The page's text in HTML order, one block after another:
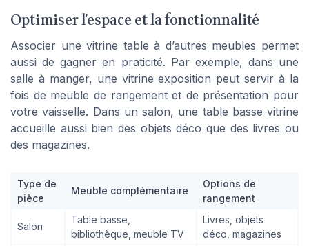
Optimiser l’espace et la fonctionnalité
Associer une vitrine table à d’autres meubles permet
aussi de gagner en praticité. Par exemple, dans une
salle à manger, une vitrine exposition peut servir à la
fois de meuble de rangement et de présentation pour
votre vaisselle. Dans un salon, une table basse vitrine
accueille aussi bien des objets déco que des livres ou
des magazines.
Type de
pièce
Meuble complémentaire
Options de
rangement
Salon
Table basse,
bibliothèque, meuble TV
Livres, objets
déco, magazines